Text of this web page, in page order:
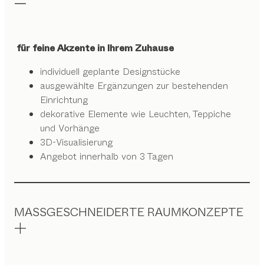
für feine Akzente in Ihrem Zuhause
individuell geplante Designstücke
ausgewählte Ergänzungen zur bestehenden
Einrichtung
dekorative Elemente wie Leuchten, Teppiche
und Vorhänge
3D-Visualisierung
Angebot innerhalb von 3 Tagen
MASSGESCHNEIDERTE RAUMKONZEPTE